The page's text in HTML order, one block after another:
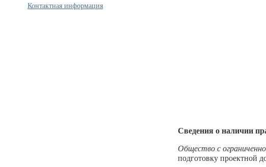
Контактная информация
Сведения о наличии
Общество с
подготовку проектной